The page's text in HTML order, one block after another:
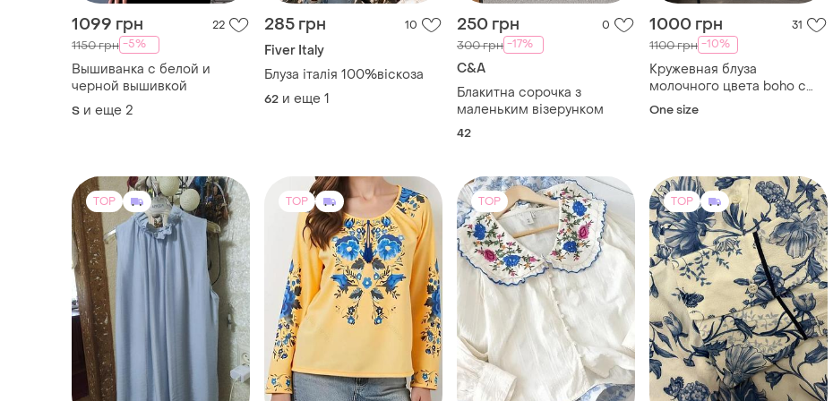
42
TOP
277 грн 10
NILE
Блуза/шелк в
TOP
350 грн
Вышиванка женская
M и еще 2
TOP
380 грн
Y.A.S.
Блуза сорочка жіноча
TOP
1282 грн 15
1349 грн
распродажа до 10 авг.